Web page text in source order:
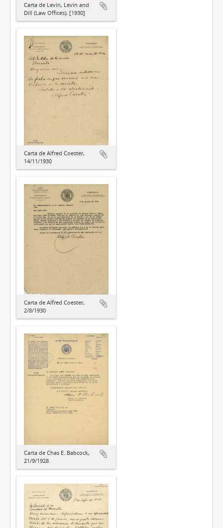
Carta de Levin, Levin and
Dill (Law Offices), [1930]
Carta de Alfred Coester,
14/11/1930
Carta de Alfred Coester,
2/8/1930
Carta de Chas E. Babcock,
21/9/1928